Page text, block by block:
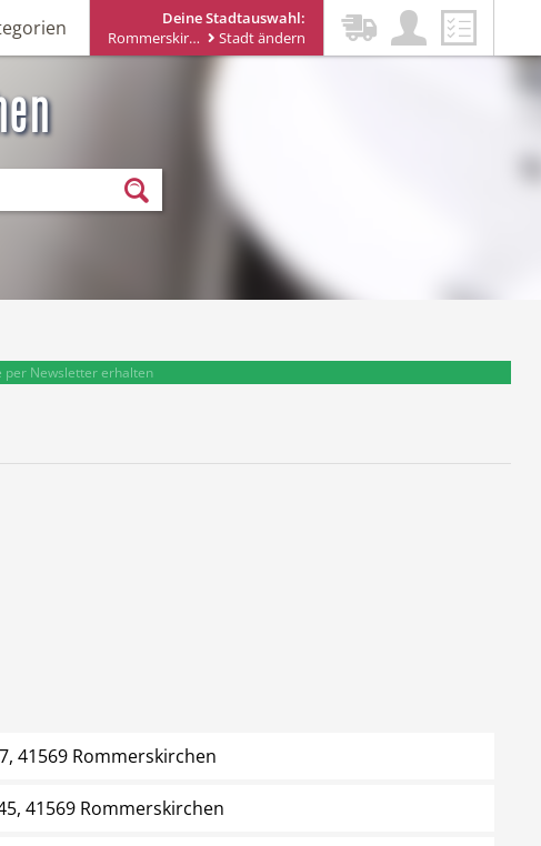
Deine Stadtauswahl:
Rommerskirchen
Stadt ändern
Newsletter erhalten
41569 Rommerskirchen
41569 Rommerskirchen